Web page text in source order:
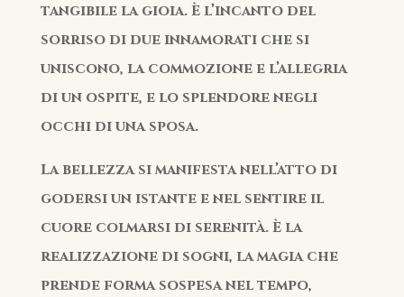
tangibile la gioia. È l’incanto del
sorriso di due innamorati che si
uniscono, la commozione e l’allegria
di un ospite, e lo splendore negli
occhi di una sposa.
La bellezza si manifesta nell’atto di
godersi un istante e nel sentire il
cuore colmarsi di serenità. È la
realizzazione di sogni, la magia che
prende forma sospesa nel tempo,